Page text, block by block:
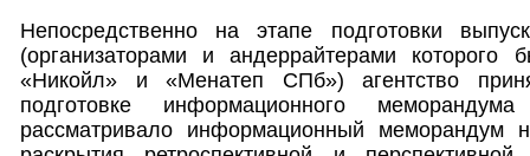
Непосредственно на этапе подготовки
(организаторами и андеррайтерами
«Никойл» и «Менатеп СПб») агентство
подготовке информационного
рассматривало информационный меморандум